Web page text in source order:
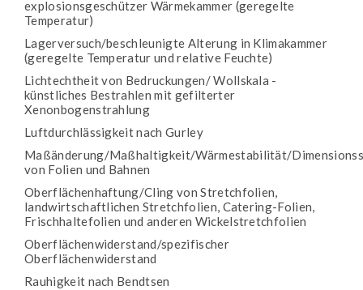
explosionsgeschützer Wärmekammer (geregelte
Temperatur)
Lagerversuch/beschleunigte Alterung in Klimakammer
(geregelte Temperatur und relative Feuchte)
Lichtechtheit von Bedruckungen/ Wollskala -
künstliches Bestrahlen mit gefilterter
Xenonbogenstrahlung
Luftdurchlässigkeit nach Gurley
Maßänderung/Maßhaltigkeit/Wärmestabilität/
von Folien und Bahnen
Oberflächenhaftung/Cling von Stretchfolien,
landwirtschaftlichen Stretchfolien, Catering-Folien,
Frischhaltefolien und anderen Wickelstretchfolien
Oberflächenwiderstand/spezifischer
Oberflächenwiderstand
Rauhigkeit nach Bendtsen